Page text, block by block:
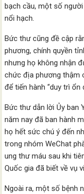
bạch cầu, một số
nổi hạch.
Bức thư cũng đề cập
phương, chính quyền
nhưng họ không nhận
chức địa phương thậm
để tiến hành “duy trì ổn
Bức thư dẫn lời Ủy ban
năm nay đã ban hành
họ hết sức chú ý đến
trong nhóm WeChat
ung thư máu sau khi
Quốc gia đã biết về vụ
Ngoài ra, một số bệnh